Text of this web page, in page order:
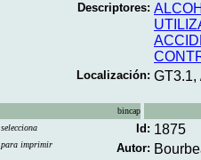
Descriptores:
Localización: GT3.1,
bincap
selecciona
para imprimir
Id: 1875
Autor: